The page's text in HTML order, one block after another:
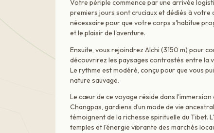
Votre périple commence par une arrivée
premiers jours sont cruciaux et dédiés à
nécessaire pour que votre corps s'habitue
et le plaisir de l'aventure.
Ensuite, vous rejoindrez Alchi (3150 m) pour
découvrirez les paysages contrastés entre la
Le rythme est modéré, conçu pour que vous
nature sauvage.
Le cœur de ce voyage réside dans
Changpas, gardiens d’un mode de vie
témoignent de la richesse spirituelle du Tibet.
temples et l'énergie vibrante des marchés